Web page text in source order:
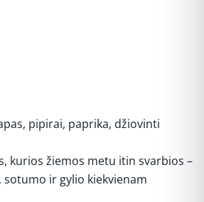
pipirai, paprika, džiovinti
kurios žiemos metu itin svarbios –
sotumo ir gylio kiekvienam